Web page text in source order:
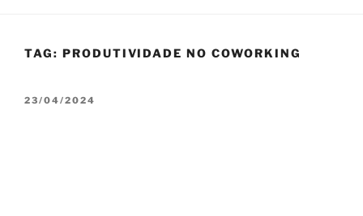
TAG: PRODUTIVIDADE NO COWORKING
PUBLICADO
23/04/2024